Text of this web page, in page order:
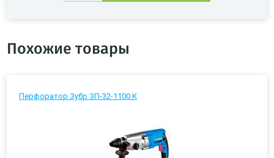
Похожие товары
Перфоратор Зубр ЗП-32-1100 К